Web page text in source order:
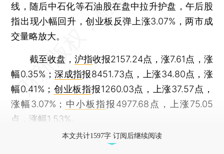
线，随后中石化等石油股在盘中拉升护盘，午后股
指出现小幅回升，创业板反弹上涨3.07%，两市成
交量略放大。
截至收盘， 沪指收报2157.24点，涨7.61点，涨
幅0.35%； 深成指报8451.73点，上涨34.80点，涨
幅0.41%； 创业板指报1260.03点，上涨37.57点，
涨幅3.07%； 中小板指报4977.68点，上涨75.05
点，涨幅1.53%。
本文共计1597字 订阅后继续阅读